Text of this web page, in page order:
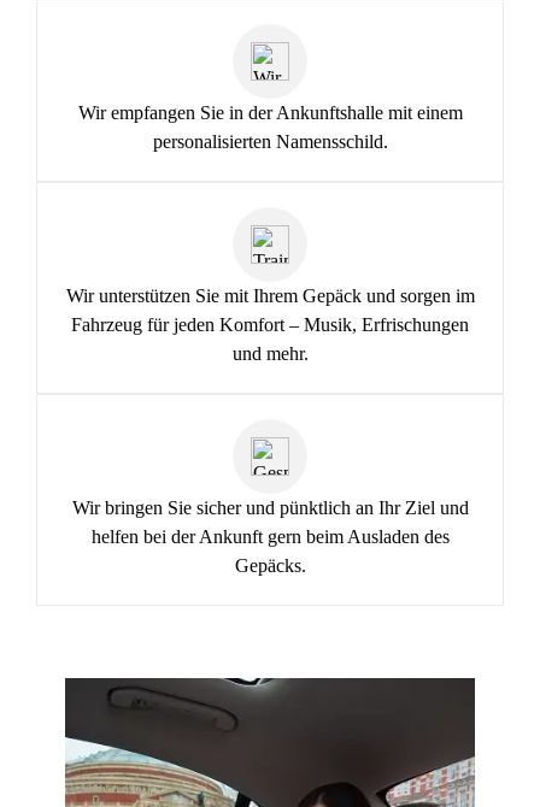
Wir empfangen Sie in der Ankunftshalle mit einem
personalisierten Namensschild.
Wir unterstützen Sie mit Ihrem Gepäck und sorgen im
Fahrzeug für jeden Komfort – Musik, Erfrischungen
und mehr.
Wir bringen Sie sicher und pünktlich an Ihr Ziel und
helfen bei der Ankunft gern beim Ausladen des
Gepäcks.